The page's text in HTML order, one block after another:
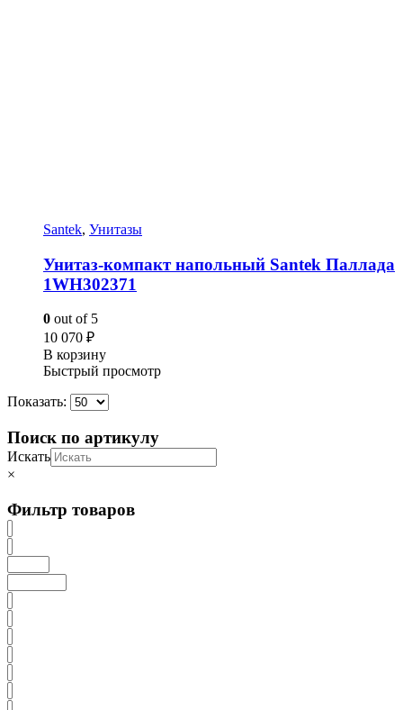
Santek, Унитазы
Унитаз-компакт напольный Santek Паллада
1WH302371
0 out of 5
10 070 ₽
В корзину
Быстрый просмотр
Показать:
Поиск по артикулу
Искать
×
Фильтр товаров